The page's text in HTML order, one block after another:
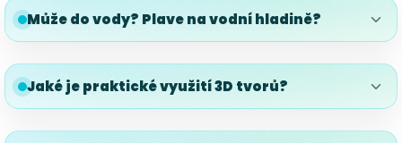
Může do vody? Plave na vodní hladině?
Jaké je praktické využití 3D tvorů?